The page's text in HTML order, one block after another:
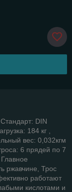
DIN
184 кг ,
вес: 0,032кгм
6 прядей по 7
ржавчине, Трос
работают
кислотами и